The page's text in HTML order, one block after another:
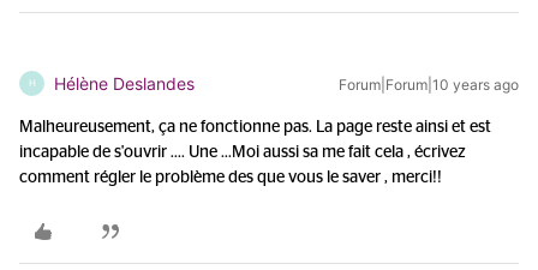
H Hélène Deslandes Forum|Forum|10 years ago
Malheureusement, ça ne fonctionne pas. La page reste ainsi et est
incapable de s'ouvrir .... Une ...Moi aussi sa me fait cela , écrivez
comment régler le problème des que vous le saver , merci!!